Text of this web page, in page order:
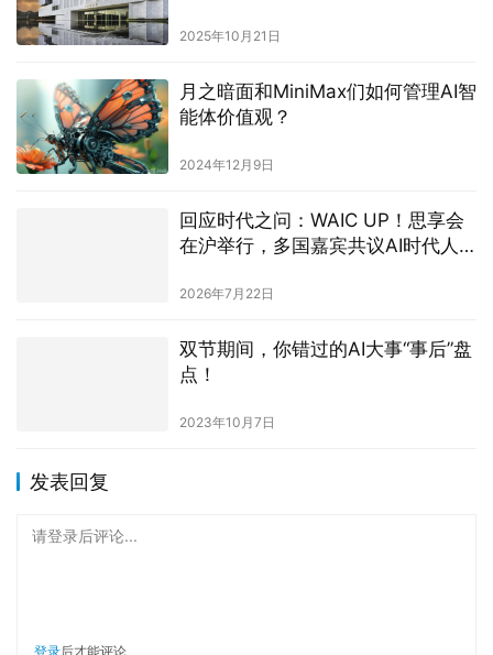
2025年10月21日
月之暗面和MiniMax们如何管理AI智
能体价值观？
2024年12月9日
回应时代之问：WAIC UP！思享会
在沪举行，多国嘉宾共议AI时代人
2026年7月22日
双节期间，你错过的AI大事“事后”盘
点！
2023年10月7日
发表回复
请登录后评论...
登录后才能评论